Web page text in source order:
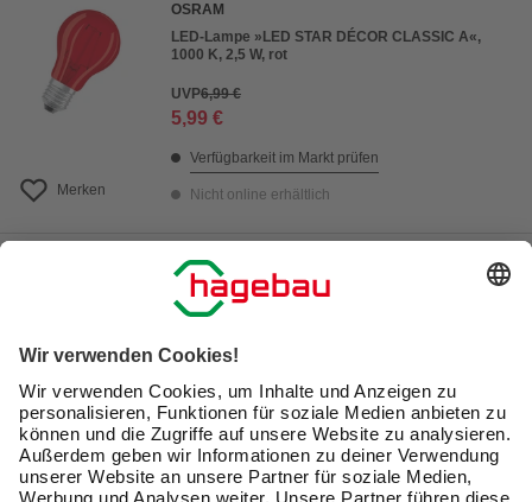
Merken
OSRAM
LED-Lampe »LED STAR DÉCOR CLASSIC A«,
1000 K, 2,5 W, rot
UVP6,99 €
5,99 €
Verfügbarkeit im Markt prüfen
Nicht online erhältlich
Merken
LEDVANCE
LED-Röhre, G13, 11,6 W, 1260 lm, 3000K,
warmweiß
12,99 €
Verfügbarkeit im Markt prüfen
lieferbar
Zustellung 12.08. - 14.08.